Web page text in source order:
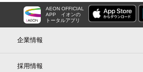
AEON OFFICIAL
APP
イオンの
トータルアプリ
企業情報
採用情報